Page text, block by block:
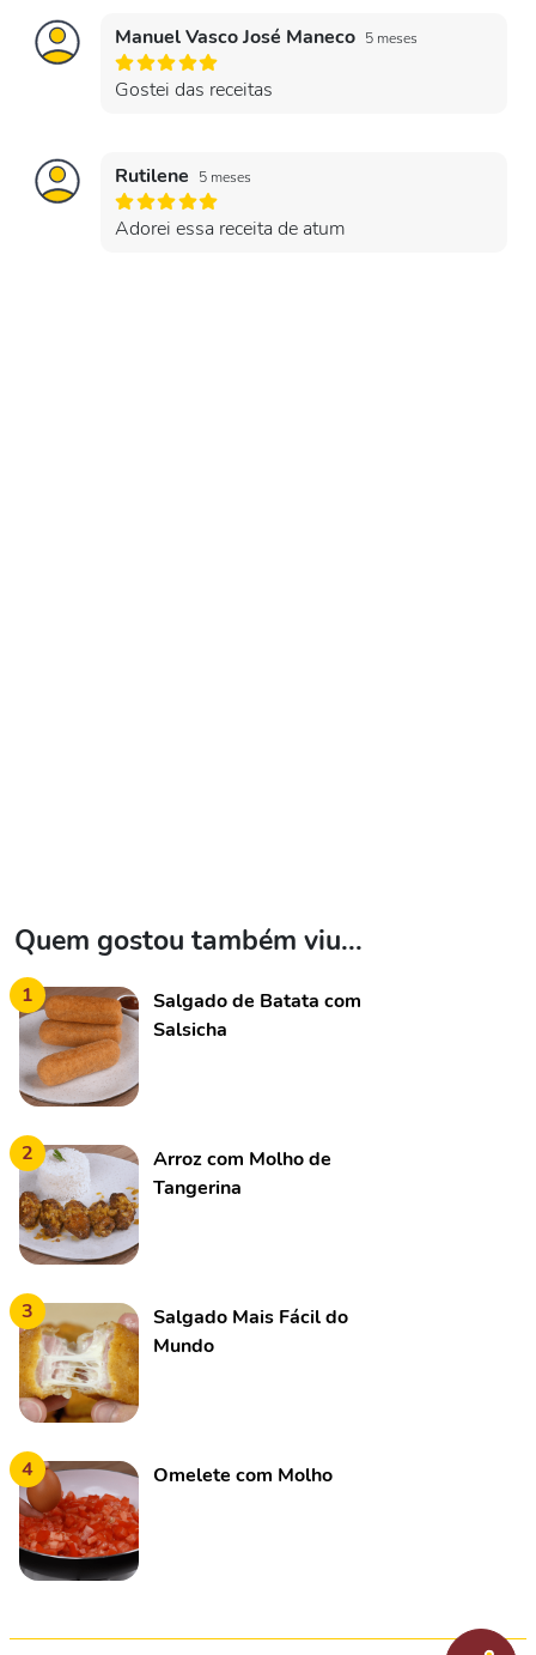
Manuel Vasco José Maneco 5 meses
Gostei das receitas
Rutilene 5 meses
Adorei essa receita de atum
Quem gostou também viu...
1
Salgado de Batata com
Salsicha
2
Arroz com Molho de
Tangerina
3
Salgado Mais Fácil do
Mundo
4 Omelete com Molho